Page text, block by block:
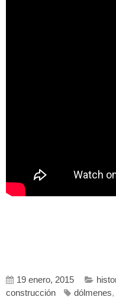
19 enero, 2015
construcción
dólmenes,